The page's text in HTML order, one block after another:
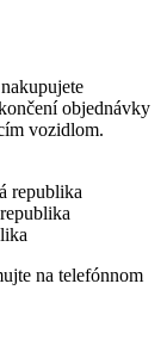
objednávky
vozidlom.
republika
na telefónnom